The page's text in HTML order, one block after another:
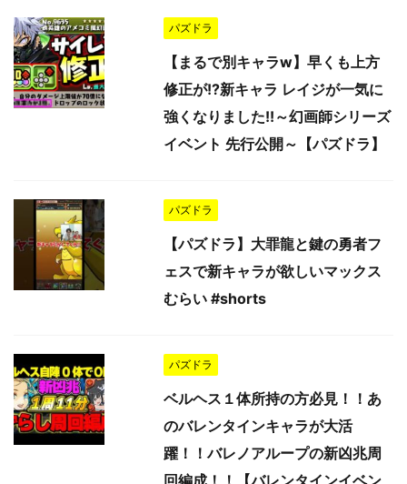
パズドラ
【まるで別キャラw】早くも上方
修正が!?新キャラ レイジが一気に
強くなりました!!～幻画師シリーズ
イベント 先行公開～【パズドラ】
パズドラ
【パズドラ】大罪龍と鍵の勇者フ
ェスで新キャラが欲しいマックス
むらい #shorts
パズドラ
ベルヘス１体所持の方必見！！あ
のバレンタインキャラが大活
躍！！バレノアループの新凶兆周